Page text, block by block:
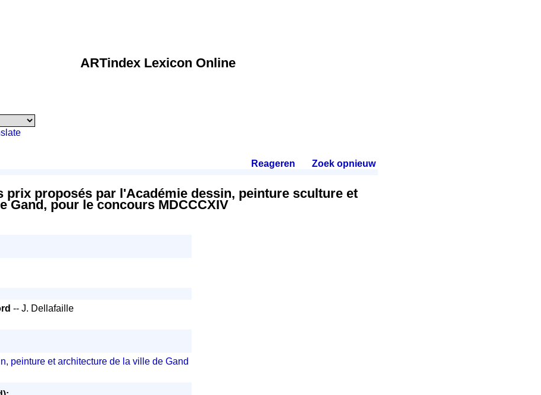
ARTindex Lexicon Online
Reageren Zoek opnieuw.
prix proposés par l'Académie dessin, peinture sculture et
Gand, pour le concours MDCCCXIV
-- J. Dellafaille
peinture et architecture de la ville de Gand